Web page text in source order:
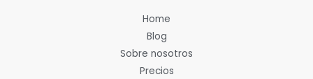
Home
Blog
Sobre nosotros
Precios